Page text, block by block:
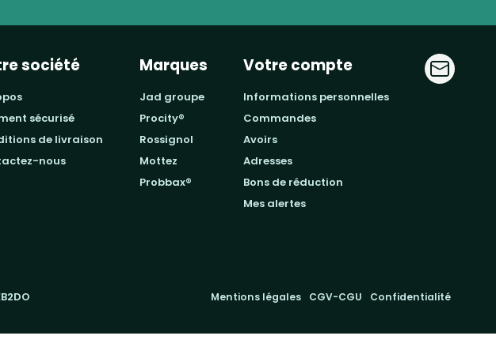
société
sécurisé
de livraison
nous
Marques
jad groupe
procity®
rossignol
mottez
probbax®
Votre compte
informations personnelles
commandes
avoirs
adresses
bons de réduction
mes alertes
Mentions légales CGV-CGU Confidentialité